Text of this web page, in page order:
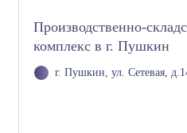
Производственно-
комплекс в г. Пушкин
г. Пушкин, ул. Сетевая,